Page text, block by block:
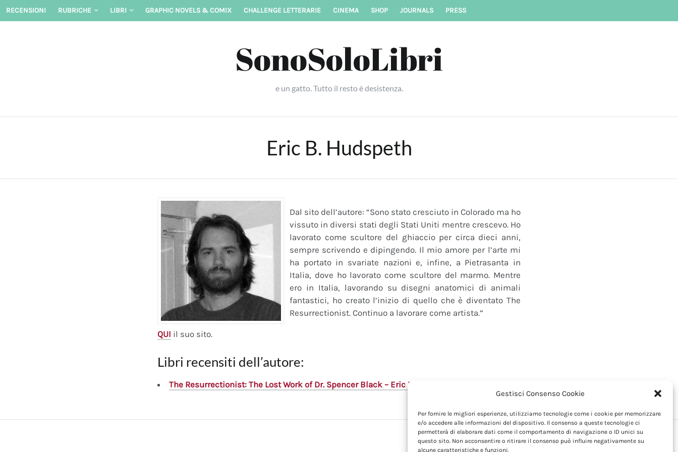
Gestisci Consenso Cookie
Per fornire le migliori esperienze, utilizziamo tecnologie come i cookie per memorizzare
e/o accedere alle informazioni del dispositivo. Il consenso a queste tecnologie ci
permetterà di elaborare dati come il comportamento di navigazione o ID unici su
questo sito. Non acconsentire o ritirare il consenso può influire negativamente su
alcune caratteristiche e funzioni.
Skip
RECENSIONI RUBRICHE LIBRI GRAPHIC NOVELS & COMIX CHALLENGE LETTERARIE CINEMA SHOP JOURNALS PRESS
SonoSoloLibri
e un gatto. Tutto il resto è desistenza.
Eric B. Hudspeth
Dal sito dell’autore: “Sono stato cresciuto in Colorado ma ho
vissuto in diversi stati degli Stati Uniti mentre crescevo. Ho
lavorato come scultore del ghiaccio per circa dieci anni,
sempre scrivendo e dipingendo. Il mio amore per l’arte mi
ha portato in svariate nazioni e, infine, a Pietrasanta in
Italia, dove ho lavorato come scultore del marmo. Mentre
ero in Italia, lavorando su disegni anatomici di animali
fantastici, ho creato l’inizio di quello che è diventato The
Resurrectionist. Continuo a lavorare come artista.”
QUI il suo sito.
Libri recensiti dell’autore:
The Resurrectionist: The Lost Work of Dr. Spencer Black – Eric B. Hudspeth